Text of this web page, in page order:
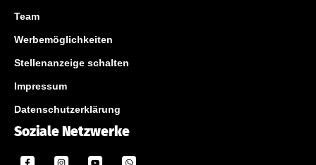
Team
Werbemöglichkeiten
Stellenanzeige schalten
Impressum
Datenschutzerklärung
Soziale Netzwerke